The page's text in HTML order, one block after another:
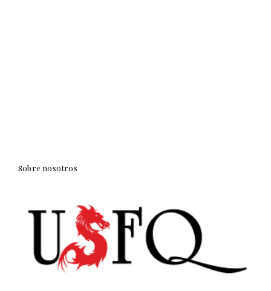
Sobre nosotros